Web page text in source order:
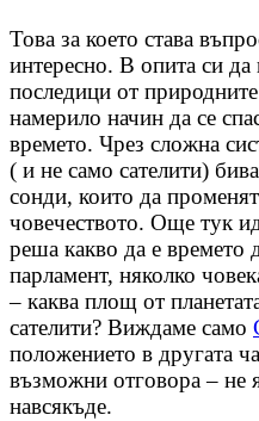
Това за което става
интересно. В опита си да
последици от
намерило начин да се
времето. Чрез сложна
( и не само сателити)
сонди, които да
човечеството. Още тук
реша какво да е времето
парламент, няколко
– каква площ от
сателити? Виждаме само
положението в другата
възможни отговора – не
навсякъде.